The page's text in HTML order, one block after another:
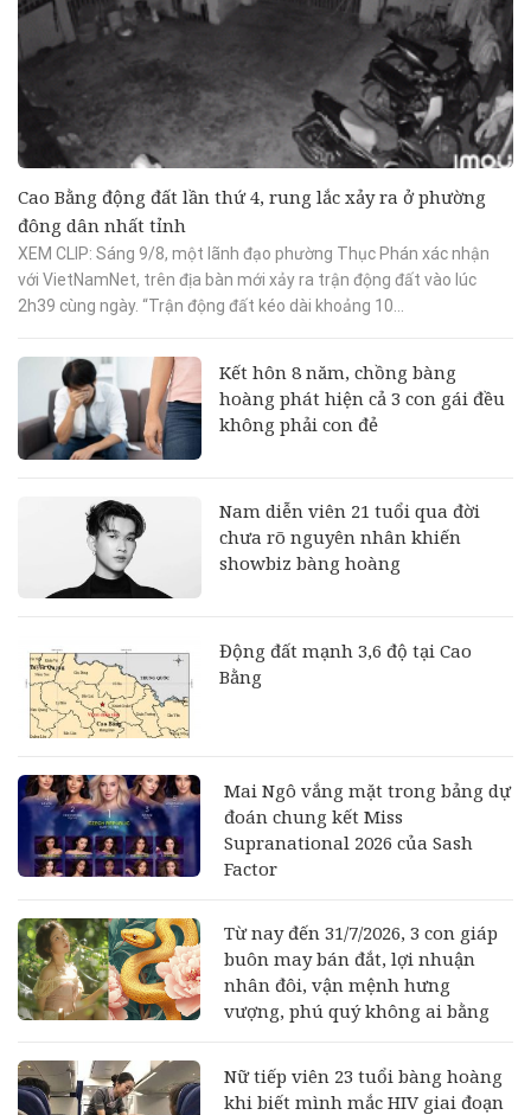
Cao Bằng động đất lần thứ 4, rung lắc xảy ra ở phường
đông dân nhất tỉnh
XEM CLIP: Sáng 9/8, một lãnh đạo phường Thục Phán xác nhận
với VietNamNet, trên địa bàn mới xảy ra trận động đất vào lúc
2h39 cùng ngày. “Trận động đất kéo dài khoảng 10...
Kết hôn 8 năm, chồng bàng
hoàng phát hiện cả 3 con gái đều
không phải con đẻ
Nam diễn viên 21 tuổi qua đời
chưa rõ nguyên nhân khiến
showbiz bàng hoàng
Động đất mạnh 3,6 độ tại Cao
Bằng
Mai Ngô vắng mặt trong bảng dự
đoán chung kết Miss
Supranational 2026 của Sash
Factor
Từ nay đến 31/7/2026, 3 con giáp
buôn may bán đắt, lợi nhuận
nhân đôi, vận mệnh hưng
vượng, phú quý không ai bằng
Nữ tiếp viên 23 tuổi bàng hoàng
khi biết mình mắc HIV giai đoạn